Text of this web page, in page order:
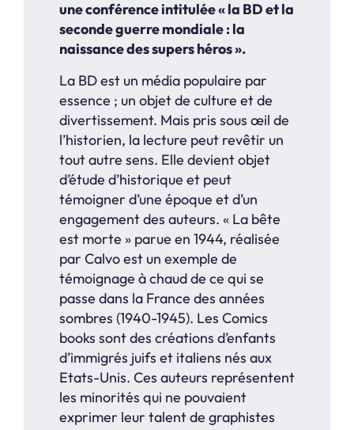
une conférence intitulée « la BD et la
seconde guerremondiale : la
naissance des supers héros ».
La BD est un média populaire par
essence ; un objet de culture et de
divertissement. Mais pris sous œil de
l’historien, la lecture peut revêtir un
tout autre sens. Elle devient objet
d’étude d’historique et peut
témoigner d’une époque et d’un
engagement des auteurs. « La bête
est morte » parue en 1944, réalisée
par Calvo est un exemple de
témoignage à chaud de ce qui se
passe dans la France des années
sombres (1940-1945). Les Comics
books sont des créations d’enfants
d’immigrés juifs et italiens nés aux
Etats-Unis. Ces auteurs représentent
les minorités qui ne pouvaient
exprimer leur talent de graphistes